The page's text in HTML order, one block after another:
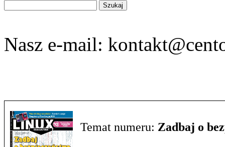
na
Nasz e-mail:
Temat numeru: Zadbaj o